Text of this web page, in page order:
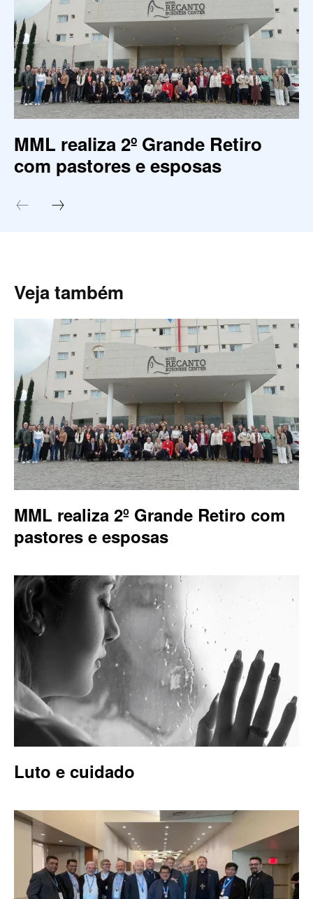
MML realiza 2º Grande Retiro
com pastores e esposas
Veja também
MML realiza 2º Grande Retiro com
pastores e esposas
Luto e cuidado